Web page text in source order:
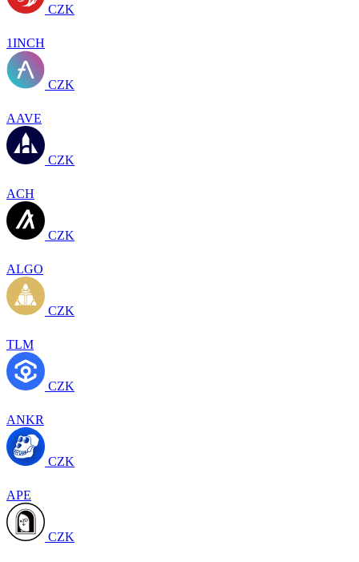
CZK
1INCH
CZK
AAVE
CZK
ACH
CZK
ALGO
CZK
TLM
CZK
ANKR
CZK
APE
CZK